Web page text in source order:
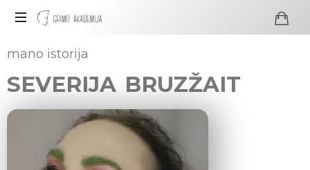
Profesionali
visažo
ir
grimo
mokykla
mano istorija
SEVERIJA BRUZŽAIT